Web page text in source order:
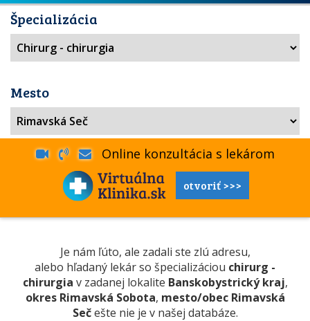
Špecializácia
Mesto
Online konzultácia s lekárom
otvoriť >>>
Je nám ľúto, ale zadali ste zlú adresu,
alebo hľadaný lekár so špecializáciou chirurg -
chirurgia v zadanej lokalite Banskobystrický kraj,
okres Rimavská Sobota, mesto/obec Rimavská
Sečešte nie je v našej databáze.